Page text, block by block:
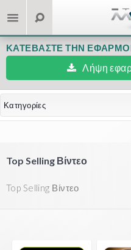
ΚΑΤΕΒΆΣΤΕ ΤΗΝ
Λήψη
Κατηγορίες
Top Selling Βίντεο
Top Selling Βίντεο